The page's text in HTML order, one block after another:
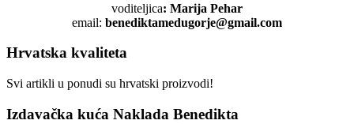
voditeljica: Marija Pehar
email: benediktamedugorje@gmail.com
Hrvatska kvaliteta
Svi artikli u ponudi su hrvatski proizvodi!
Izdavačka kuća Naklada Benedikta